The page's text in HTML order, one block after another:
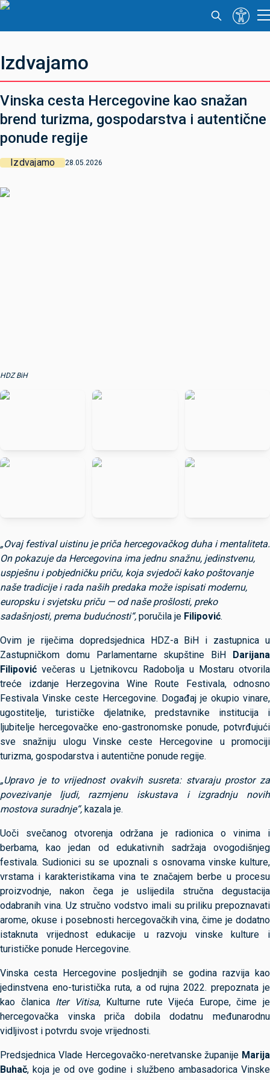
Izdvajamo
Vinska cesta Hercegovine kao snažan
brend turizma, gospodarstva i autentične
ponude regije
Izdvajamo 28.05.2026
HDZ BiH
„Ovaj festival uistinu je priča hercegovačkog duha i mentaliteta.
On pokazuje da Hercegovina ima jednu snažnu, jedinstvenu,
uspješnu i pobjedničku priču, koja svjedoči kako poštovanje
naše tradicije i rada naših predaka može ispisati modernu,
europsku i svjetsku priču — od naše prošlosti, preko
sadašnjosti, prema budućnosti“, poručila je Filipović.
Ovim je riječima dopredsjednica HDZ-a BiH i zastupnica u
Zastupničkom domu Parlamentarne skupštine BiH Darijana
Filipović večeras u Ljetnikovcu Radobolja u Mostaru otvorila
treće izdanje Herzegovina Wine Route Festivala, odnosno
Festivala Vinske ceste Hercegovine. Događaj je okupio vinare,
ugostitelje, turističke djelatnike, predstavnike institucija i
ljubitelje hercegovačke eno-gastronomske ponude, potvrđujući
sve snažniju ulogu Vinske ceste Hercegovine u promociji
turizma, gospodarstva i autentične ponude regije.
„Upravo je to vrijednost ovakvih susreta: stvaraju prostor za
povezivanje ljudi, razmjenu iskustava i izgradnju novih
mostova suradnje“, kazala je.
Uoči svečanog otvorenja održana je radionica o vinima i
berbama, kao jedan od edukativnih sadržaja ovogodišnjeg
festivala. Sudionici su se upoznali s osnovama vinske kulture,
vrstama i karakteristikama vina te značajem berbe u procesu
proizvodnje, nakon čega je uslijedila stručna degustacija
odabranih vina. Uz stručno vodstvo imali su priliku prepoznavati
arome, okuse i posebnosti hercegovačkih vina, čime je dodatno
istaknuta vrijednost edukacije u razvoju vinske kulture i
turističke ponude Hercegovine.
Vinska cesta Hercegovine posljednjih se godina razvija kao
jedinstvena eno-turistička ruta, a od rujna 2022. prepoznata je
kao članica Iter Vitisa, Kulturne rute Vijeća Europe, čime je
hercegovačka vinska priča dobila dodatnu međunarodnu
vidljivost i potvrdu svoje vrijednosti.
Predsjednica Vlade Hercegovačko-neretvanske županije Marija
Buhač, koja je od ove godine i službeno ambasadorica Vinske